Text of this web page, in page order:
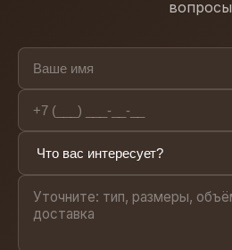
вопросы